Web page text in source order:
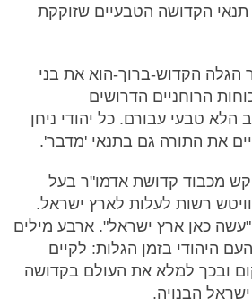
תנאי הקדושה הטבעיים שזוקקת
הקדוש-ברוך-הוא את בני
הרוחניים הדרושים
טבעי עבורם. כל יהודי ניחן
את התורה גם בתנאי 'מדבר'.
מכבוד קדושת אדמו"ר בעל
רשות לעלות לארץ ישראל.
כאן ארץ ישראל". ארבע מילים
היהודי בזמן הגלות: לקיים
ובכך למלא את העולם בקדושה
הבנויה.